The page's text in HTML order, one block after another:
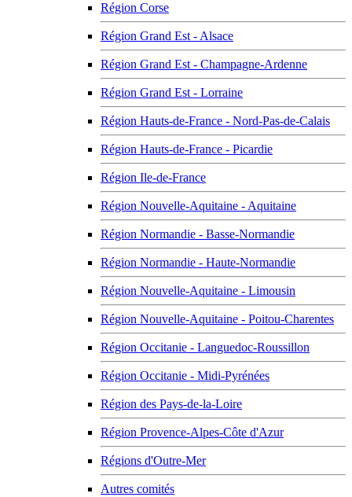
Région Corse
Région Grand Est - Alsace
Région Grand Est - Champagne-Ardenne
Région Grand Est - Lorraine
Région Hauts-de-France - Nord-Pas-de-Calais
Région Hauts-de-France - Picardie
Région Ile-de-France
Région Nouvelle-Aquitaine - Aquitaine
Région Normandie - Basse-Normandie
Région Normandie - Haute-Normandie
Région Nouvelle-Aquitaine - Limousin
Région Nouvelle-Aquitaine - Poitou-Charentes
Région Occitanie - Languedoc-Roussillon
Région Occitanie - Midi-Pyrénées
Région des Pays-de-la-Loire
Région Provence-Alpes-Côte d'Azur
Régions d'Outre-Mer
Autres comités